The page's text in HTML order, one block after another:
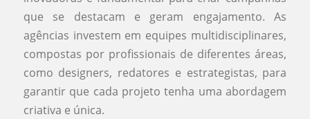
que se destacam e geram engajamento. As
agências investem em equipes multidisciplinares,
compostas por profissionais de diferentes áreas,
como designers, redatores e estrategistas, para
garantir que cada projeto tenha uma abordagem
criativa e única.